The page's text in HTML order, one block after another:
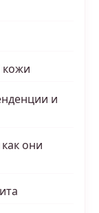
кожи
и
они